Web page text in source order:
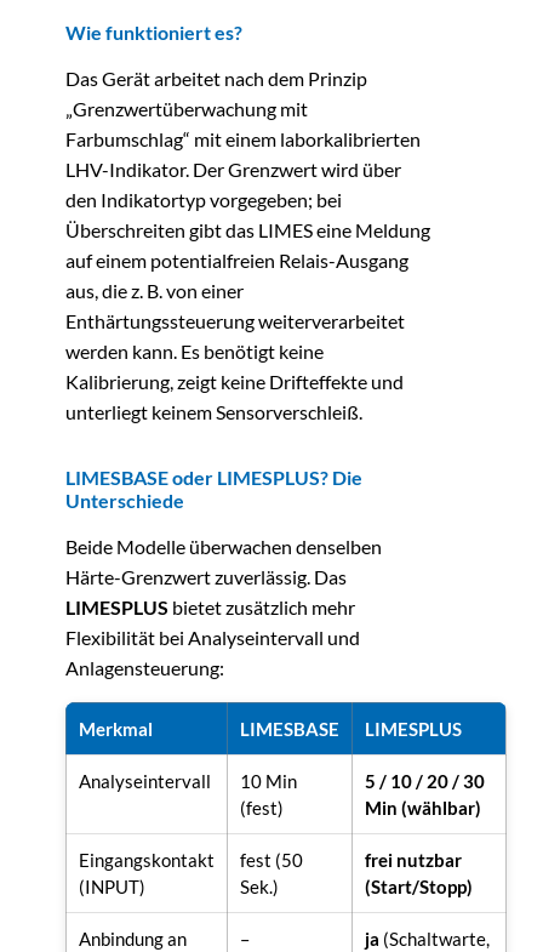
Wie funktioniert es?
Das Gerät arbeitet nach dem Prinzip
„Grenzwertüberwachung mit
Farbumschlag“ mit einem laborkalibrierten
LHV-Indikator. Der Grenzwert wird über
den Indikatortyp vorgegeben; bei
Überschreiten gibt das LIMES eine Meldung
auf einem potentialfreien Relais-Ausgang
aus, die z. B. von einer
Enthärtungssteuerung weiterverarbeitet
werden kann. Es benötigt keine
Kalibrierung, zeigt keine Drifteffekte und
unterliegt keinem Sensorverschleiß.
LIMESBASE oder LIMESPLUS? Die
Unterschiede
Beide Modelle überwachen denselben
Härte-Grenzwert zuverlässig. Das
LIMESPLUS bietet zusätzlich mehr
Flexibilität bei Analyseintervall und
Anlagensteuerung:
Merkmal LIMESBASE LIMESPLUS
Analyseintervall
10 Min
(fest)
5 / 10 / 20 / 30
Min (wählbar)
Eingangskontakt
(INPUT)
fest (50
Sek.)
frei nutzbar
(Start/Stopp)
Anbindung an
– ja (Schaltwarte,